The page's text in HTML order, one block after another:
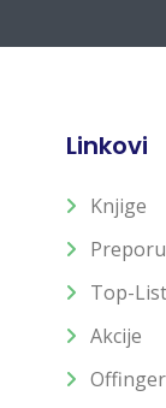
Linkovi
Knjige
Top-
Akcije
Offinger